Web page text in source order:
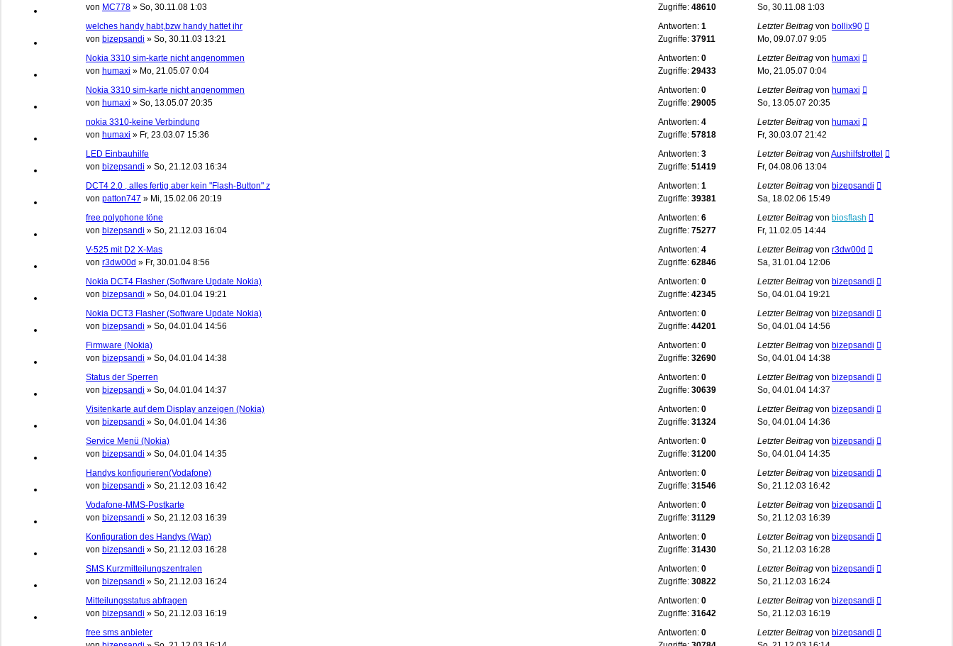
von MC778 » So, 30.11.08 1:03
Zugriffe: 48610
So, 30.11.08 1:03
welches handy habt,bzw handy hattet ihr
von bizepsandi » So, 30.11.03 13:21
Antworten: 1
Zugriffe: 37911
Letzter Beitrag von bollix90
Mo, 09.07.07 9:05
Nokia 3310 sim-karte nicht angenommen
von humaxi » Mo, 21.05.07 0:04
Antworten: 0
Zugriffe: 29433
Letzter Beitrag von humaxi
Mo, 21.05.07 0:04
Nokia 3310 sim-karte nicht angenommen
von humaxi » So, 13.05.07 20:35
Antworten: 0
Zugriffe: 29005
Letzter Beitrag von humaxi
So, 13.05.07 20:35
nokia 3310-keine Verbindung
von humaxi » Fr, 23.03.07 15:36
Antworten: 4
Zugriffe: 57818
Letzter Beitrag von humaxi
Fr, 30.03.07 21:42
LED Einbauhilfe
von bizepsandi » So, 21.12.03 16:34
Antworten: 3
Zugriffe: 51419
Letzter Beitrag von Aushilfstrottel
Fr, 04.08.06 13:04
DCT4 2.0 , alles fertig aber kein "Flash-Button" z
von patton747 » Mi, 15.02.06 20:19
Antworten: 1
Zugriffe: 39381
Letzter Beitrag von bizepsandi
Sa, 18.02.06 15:49
free polyphone töne
von bizepsandi » So, 21.12.03 16:04
Antworten: 6
Zugriffe: 75277
Letzter Beitrag von biosflash
Fr, 11.02.05 14:44
V-525 mit D2 X-Mas
von r3dw00d » Fr, 30.01.04 8:56
Antworten: 4
Zugriffe: 62846
Letzter Beitrag von r3dw00d
Sa, 31.01.04 12:06
Nokia DCT4 Flasher (Software Update Nokia)
von bizepsandi » So, 04.01.04 19:21
Antworten: 0
Zugriffe: 42345
Letzter Beitrag von bizepsandi
So, 04.01.04 19:21
Nokia DCT3 Flasher (Software Update Nokia)
von bizepsandi » So, 04.01.04 14:56
Antworten: 0
Zugriffe: 44201
Letzter Beitrag von bizepsandi
So, 04.01.04 14:56
Firmware (Nokia)
von bizepsandi » So, 04.01.04 14:38
Antworten: 0
Zugriffe: 32690
Letzter Beitrag von bizepsandi
So, 04.01.04 14:38
Status der Sperren
von bizepsandi » So, 04.01.04 14:37
Antworten: 0
Zugriffe: 30639
Letzter Beitrag von bizepsandi
So, 04.01.04 14:37
Visitenkarte auf dem Display anzeigen (Nokia)
von bizepsandi » So, 04.01.04 14:36
Antworten: 0
Zugriffe: 31324
Letzter Beitrag von bizepsandi
So, 04.01.04 14:36
Service Menü (Nokia)
von bizepsandi » So, 04.01.04 14:35
Antworten: 0
Zugriffe: 31200
Letzter Beitrag von bizepsandi
So, 04.01.04 14:35
Handys konfigurieren(Vodafone)
von bizepsandi » So, 21.12.03 16:42
Antworten: 0
Zugriffe: 31546
Letzter Beitrag von bizepsandi
So, 21.12.03 16:42
Vodafone-MMS-Postkarte
von bizepsandi » So, 21.12.03 16:39
Antworten: 0
Zugriffe: 31129
Letzter Beitrag von bizepsandi
So, 21.12.03 16:39
Konfiguration des Handys (Wap)
von bizepsandi » So, 21.12.03 16:28
Antworten: 0
Zugriffe: 31430
Letzter Beitrag von bizepsandi
So, 21.12.03 16:28
SMS Kurzmitteilungszentralen
von bizepsandi » So, 21.12.03 16:24
Antworten: 0
Zugriffe: 30822
Letzter Beitrag von bizepsandi
So, 21.12.03 16:24
Mitteilungsstatus abfragen
von bizepsandi » So, 21.12.03 16:19
Antworten: 0
Zugriffe: 31642
Letzter Beitrag von bizepsandi
So, 21.12.03 16:19
free sms anbieter
Antworten: 0
Letzter Beitrag von bizepsandi